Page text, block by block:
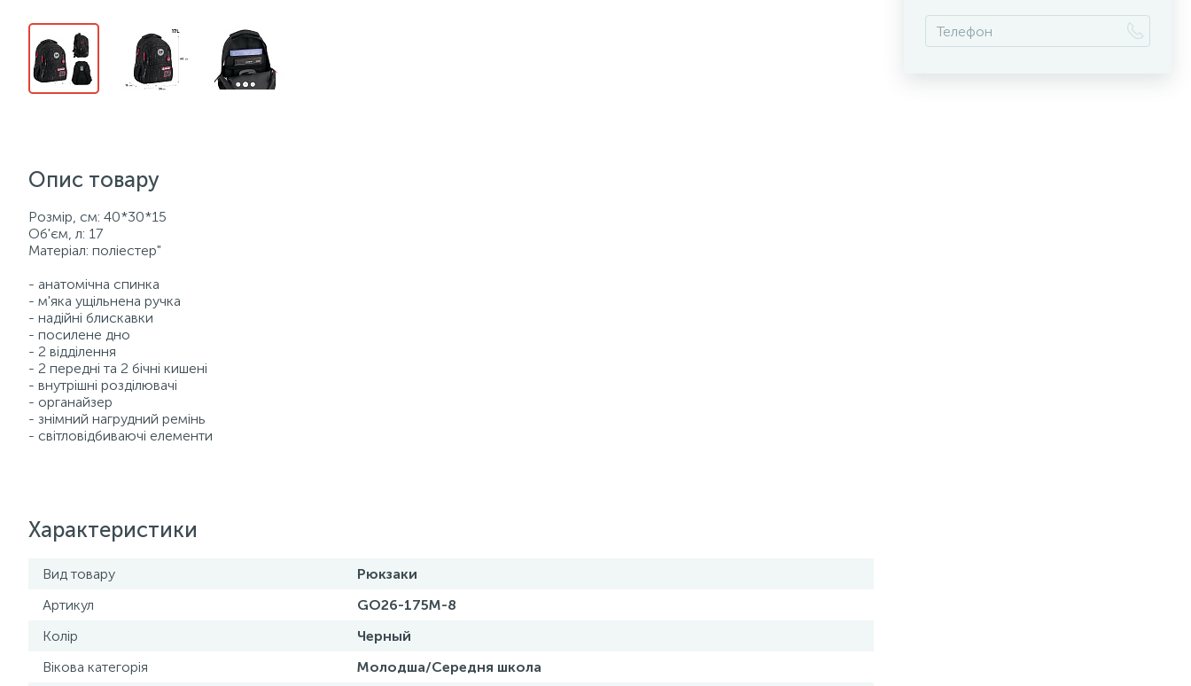
Опис товару
Розмір, см: 40*30*15
Об'єм, л: 17
Матеріал: поліестер"
- анатомічна спинка
- м'яка ущільнена ручка
- надійні блискавки
- посилене дно
- 2 відділення
- 2 передні та 2 бічні кишені
- внутрішні розділювачі
- органайзер
- знімний нагрудний ремінь
- світловідбиваючі елементи
Характеристики
Вид товару
Рюкзаки
Артикул
GO26-175M-8
Колір
Черный
Вікова категорія
Молодша/Середня школа